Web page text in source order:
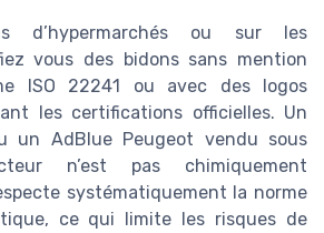
d’hypermarchés ou sur les
vous des bidons sans mention
ISO 22241 ou avec des logos
les certifications officielles. Un
un AdBlue Peugeot vendu sous
n’est pas chimiquement
systématiquement la norme
ce qui limite les risques de